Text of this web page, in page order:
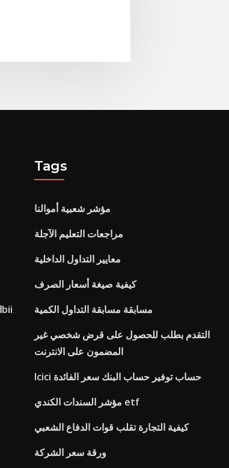
الآلة الحاسبة المالية على الانترنت حصان 10bii
Tags
مؤشر شعبية أموالنا
مراجعات التعليم الآجلة
معايير التداول الداخلية
كيفية صيغة أسعار الصرف
مسابقة مسابقة التداول الكمية
التقدم بطلب للحصول على قرض شخصي غير
المضمون على الانترنت
Icici حساب توفير حساب البنك سعر الفائدة
مؤشر السندات الكندي etf
كيفية التجارة تقلب قوات الدفاع الشعبي
ورقة سعر الشركة